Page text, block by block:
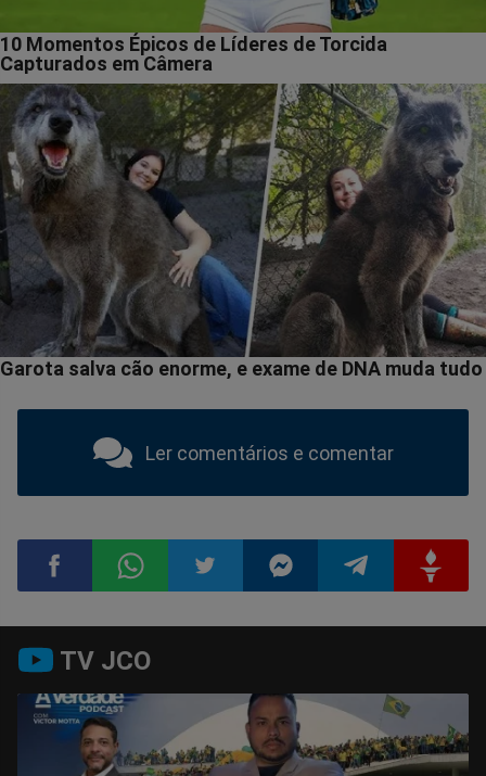
Ler comentários e comentar
Compartilhar
no
Facebook
no
Whatsapp
no
Twitter
no
Messenger
no
Telegram
no
Gettr
TV JCO